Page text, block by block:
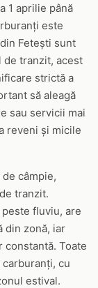
1 aprilie până
este
Fetești sunt
de tranzit, acest
strictă a
să aleagă
sau servicii mai
reveni și micile
câmpie,
tranzit.
fluviu, are
din zonă, iar
constantă. Toate
cu
estival.